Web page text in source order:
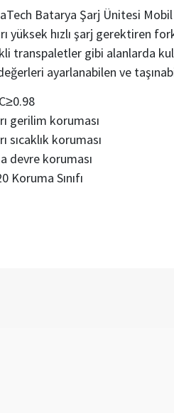
Batarya Şarj Ünitesi
yüksek hızlı şarj gerektiren
transpaletler gibi alanlarda
ayarlanabilen ve
gerilim koruması
sıcaklık koruması
devre koruması
Koruma Sınıfı